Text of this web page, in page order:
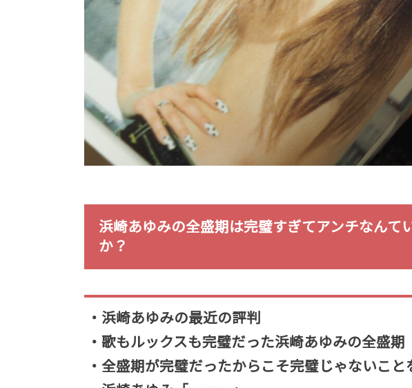
浜崎あゆみの全盛期は完璧すぎてアンチなんて
か？
・浜崎あゆみの最近の評判
・歌もルックスも完璧だった浜崎あゆみの全盛期
・全盛期が完璧だったからこそ完璧じゃないこ